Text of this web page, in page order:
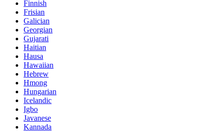
Finnish
Frisian
Galician
Georgian
Gujarati
Haitian
Hausa
Hawaiian
Hebrew
Hmong
Hungarian
Icelandic
Igbo
Javanese
Kannada